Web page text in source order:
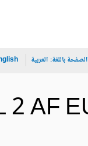
الصفحة باللغة: العربية